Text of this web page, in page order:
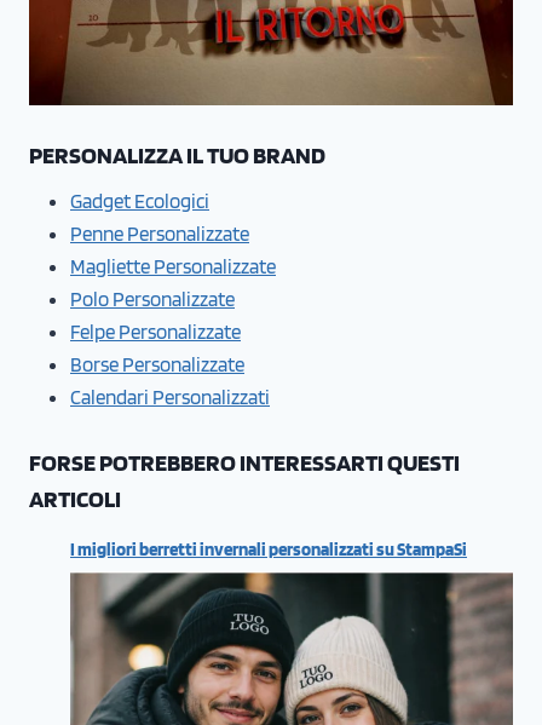
PERSONALIZZA IL TUO BRAND
Gadget Ecologici
Penne Personalizzate
Magliette Personalizzate
Polo Personalizzate
Felpe Personalizzate
Borse Personalizzate
Calendari Personalizzati
FORSE POTREBBERO INTERESSARTI QUESTI
ARTICOLI
I migliori berretti invernali personalizzati su StampaSi